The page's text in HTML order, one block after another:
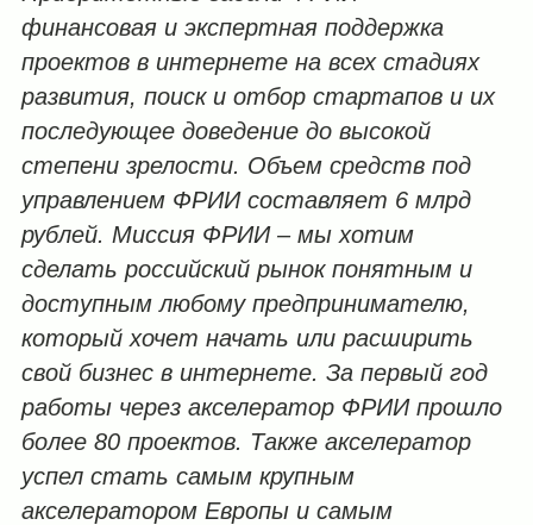
финансовая и экспертная поддержка
проектов в интернете на всех стадиях
развития, поиск и отбор стартапов и их
последующее доведение до высокой
степени зрелости. Объем средств под
управлением ФРИИ составляет 6 млрд
рублей. Миссия ФРИИ – мы хотим
сделать российский рынок понятным и
доступным любому предпринимателю,
который хочет начать или расширить
свой бизнес в интернете. За первый год
работы через акселератор ФРИИ прошло
более 80 проектов. Также акселератор
успел стать самым крупным
акселератором Европы и самым